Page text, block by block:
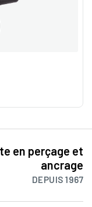
en perçage et
ancrage
DEPUIS 1967